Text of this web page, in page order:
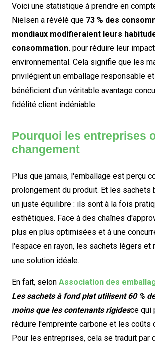
Voici une statistique à prendre en
Nielsen a révélé que 73 % des
mondiaux modifieraient leurs
consommation. pour réduire leur impact
environnemental. Cela signifie que les
privilégient un emballage responsable
bénéficient d'un véritable avantage
fidélité client indéniable.
Pourquoi les entreprises
changement
Plus que jamais, l'emballage est perçu
prolongement du produit. Et les sachets
un juste équilibre : ils sont à la fois
esthétiques. Face à des chaînes
plus en plus optimisées et à une
l'espace en rayon, les sachets légers et
une solution idéale.
En fait, selon Association des
Les sachets à fond plat utilisent 60 %
moins que les contenants rigidesce qui
réduire l'empreinte carbone et les coûts
Pour les entreprises, cela se traduit par